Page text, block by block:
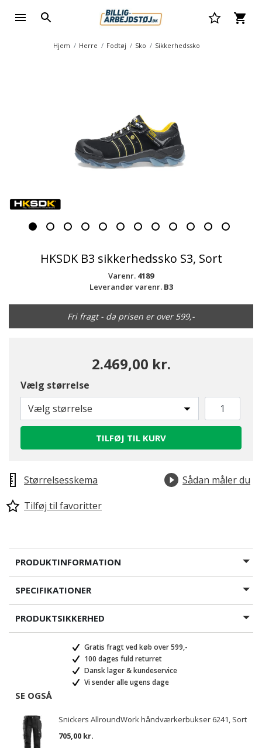
Hjem Herre Fodtøj Sko Sikkerhedssko
HKSDK B3 sikkerhedssko S3, Sort
Varenr. 4189
Leverandør varenr. B3
Fri fragt - da prisen er over 599,-
2.469,00 kr.
Vælg størrelse
Vælg størrelse
TILFØJ TIL KURV
Størrelsesskema
Sådan måler du
Tilføj til favoritter
PRODUKTINFORMATION
SPECIFIKATIONER
PRODUKTSIKKERHED
Gratis fragt ved køb over 599,-
100 dages fuld returret
Dansk lager & kundeservice
Vi sender alle ugens dage
SE OGSÅ
Snickers AllroundWork håndværkerbukser 6241, Sort
705,00 kr.